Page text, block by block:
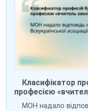
Класифікатор
професією
МОН надало